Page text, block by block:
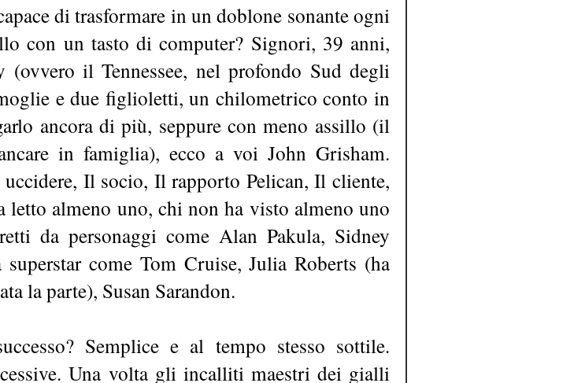
di trasformare in un doblone sonante ogni
con un tasto di computer? Signori, 39 anni,
il Tennessee, nel profondo Sud degli
e due figlioletti, un chilometrico conto in
ancora di più, seppure con meno assillo (il
in famiglia), ecco a voi John Grisham.
Il socio, Il rapporto Pelican, Il cliente,
almeno uno, chi non ha visto almeno uno
da personaggi come Alan Pakula, Sidney
come Tom Cruise, Julia Roberts (ha
la parte), Susan Sarandon.
Semplice e al tempo stesso sottile.
Una volta gli incalliti maestri dei gialli